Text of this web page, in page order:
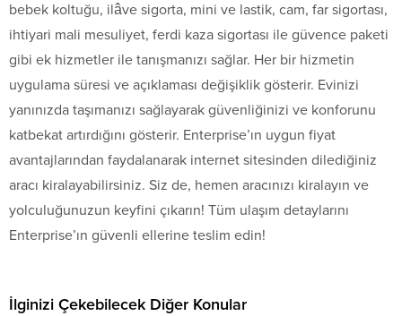
bebek koltuğu, ilâve sigorta, mini ve lastik, cam, far sigortası,
ihtiyari mali mesuliyet, ferdi kaza sigortası ile güvence paketi
gibi ek hizmetler ile tanışmanızı sağlar. Her bir hizmetin
uygulama süresi ve açıklaması değişiklik gösterir. Evinizi
yanınızda taşımanızı sağlayarak güvenliğinizi ve konforunu
katbekat artırdığını gösterir. Enterprise’ın uygun fiyat
avantajlarından faydalanarak internet sitesinden dilediğiniz
aracı kiralayabilirsiniz. Siz de, hemen aracınızı kiralayın ve
yolculuğunuzun keyfini çıkarın! Tüm ulaşım detaylarını
Enterprise’ın güvenli ellerine teslim edin!
İlginizi Çekebilecek Diğer Konular